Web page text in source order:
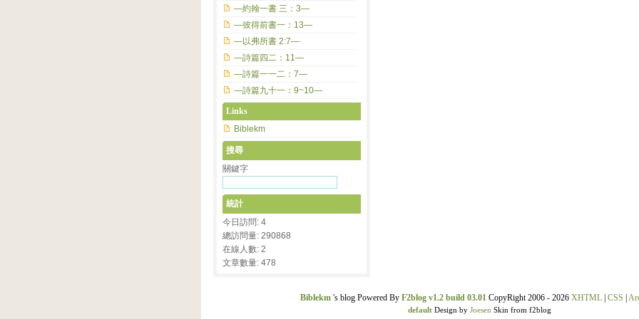
—約翰一書 三：3—
—彼得前書一：13—
—以弗所書 2:7—
—詩篇四二：11—
—詩篇一一二：7—
—詩篇九十一：9~10—
Links
Biblekm
搜尋
關鍵字
統計
今日訪問: 4
總訪問量: 290868
在線人數: 2
文章數量: 478
Biblekm 's blog Powered By F2blog v1.2 build 03.01 CopyRight 2006 - 2026 XHTML CSS
defaultDesign by Joesen Skin from f2blog